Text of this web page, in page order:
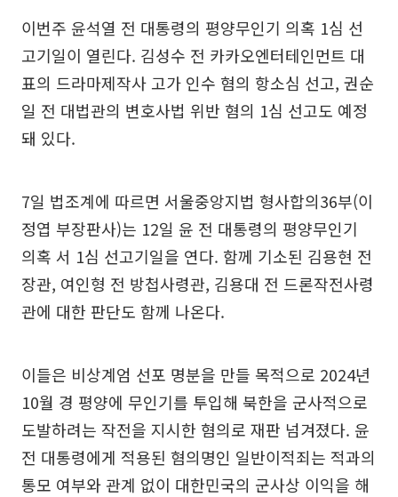
이번주 윤석열 전 대통령의 평양무인기 의혹 1심 선
고기일이 열린다. 김성수 전 카카오엔터테인먼트 대
표의 드라마제작사 고가 인수 혐의 항소심 선고, 권순
일 전 대법관의 변호사법 위반 혐의 1심 선고도 예정
돼 있다.
7일 법조계에 따르면 서울중앙지법 형사합의36부(이
정엽 부장판사)는 12일 윤 전 대통령의 평양무인기
의혹 서 1심 선고기일을 연다. 함께 기소된 김용현 전
장관, 여인형 전 방첩사령관, 김용대 전 드론작전사령
관에 대한 판단도 함께 나온다.
이들은 비상계엄 선포 명분을 만들 목적으로 2024년
10월 경 평양에 무인기를 투입해 북한을 군사적으로
도발하려는 작전을 지시한 혐의로 재판 넘겨졌다. 윤
전 대통령에게 적용된 혐의명인 일반이적죄는 적과의
통모 여부와 관계 없이 대한민국의 군사상 이익을 해